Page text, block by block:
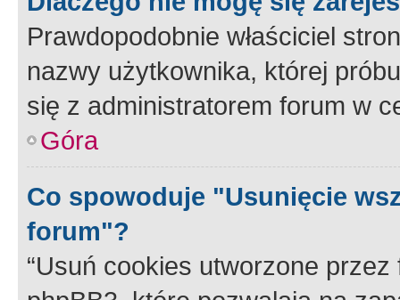
Prawdopodobnie właściciel
nazwy użytkownika, której
się z administratorem forum w
Góra
Co spowoduje "Usunięcie
forum"?
“Usuń cookies utworzone